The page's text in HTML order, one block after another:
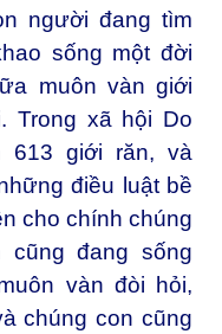
người đang tìm
sống một đời
muôn vàn giới
Trong xã hội Do
613 giới răn, và
điều luật bề
cho chính chúng
cũng đang sống
vàn đòi hỏi,
chúng con cũng